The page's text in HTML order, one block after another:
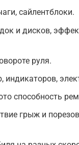
сайлентблоки.
и дисков,
руля.
индикаторов,
способность
грыж и